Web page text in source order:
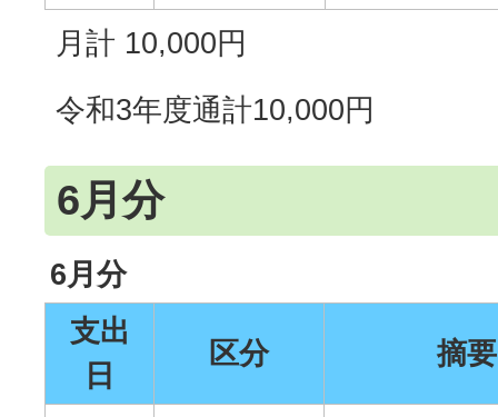
月計 10,000円
令和3年度通計10,000円
6月分
6月分
支出
日
区分 摘要